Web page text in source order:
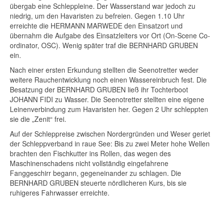
übergab eine Schleppleine. Der Wasserstand war jedoch zu
niedrig, um den Havaristen zu befreien. Gegen 1.10 Uhr
erreichte die HERMANN MARWEDE den Einsatzort und
übernahm die Aufgabe des Einsatzleiters vor Ort (On-Scene Co-
ordinator, OSC). Wenig später traf die BERNHARD GRUBEN
ein.
Nach einer ersten Erkundung stellten die Seenotretter weder
weitere Rauchentwicklung noch einen Wassereinbruch fest. Die
Besatzung der BERNHARD GRUBEN ließ ihr Tochterboot
JOHANN FIDI zu Wasser. Die Seenotretter stellten eine eigene
Leinenverbindung zum Havaristen her. Gegen 2 Uhr schleppten
sie die „Zenit“ frei.
Auf der Schleppreise zwischen Nordergründen und Weser geriet
der Schleppverband in raue See: Bis zu zwei Meter hohe Wellen
brachten den Fischkutter ins Rollen, das wegen des
Maschinenschadens nicht vollständig eingefahrene
Fanggeschirr begann, gegeneinander zu schlagen. Die
BERNHARD GRUBEN steuerte nördlicheren Kurs, bis sie
ruhigeres Fahrwasser erreichte.